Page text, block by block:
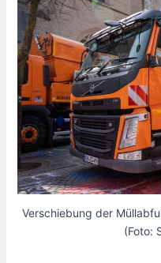
Verschiebung der
(Foto: